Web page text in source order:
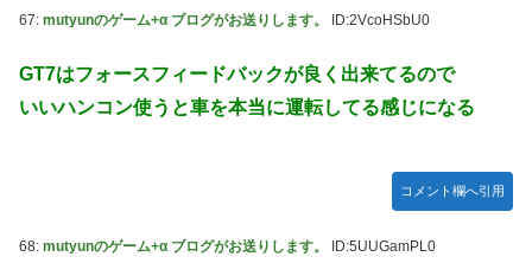
67: mutyunのゲーム+α ブログがお送りします。 ID:2VcoHSbU0
GT7はフォースフィードバックが良く出来てるので
いいハンコン使うと車を本当に運転してる感じになる
コメント欄へ引用
68: mutyunのゲーム+α ブログがお送りします。 ID:5UUGamPL0